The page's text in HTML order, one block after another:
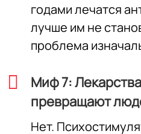
годами лечатся
лучше им не
проблема
Миф 7:
превращают
Нет.